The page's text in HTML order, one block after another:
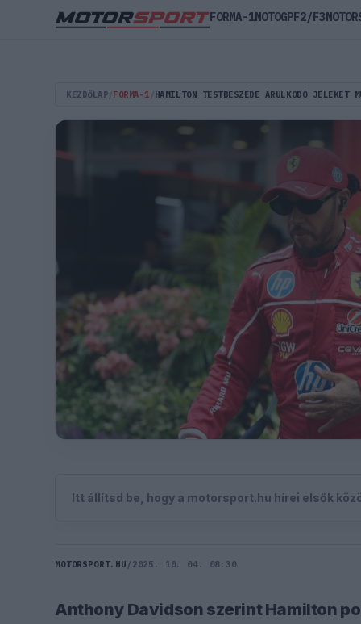
KEZDŐLAP FORMA-1 HAMILTON TESTBESZÉDE ÁRULKODÓ JELEKET
Itt állítsd be, hogy a motorsport.hu hírei elsők
MOTORSPORT.HU / 2025. 10. 04. 08:30
Anthony Davidson szerint Hamilton
FORMA-1MOTOGPF2/F3